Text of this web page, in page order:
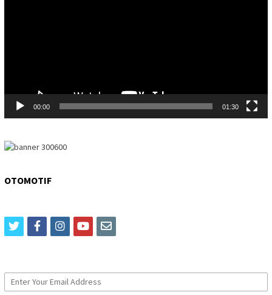
00:00 01:30
OTOMOTIF
twitterfacebookinstagram
youtubeemail